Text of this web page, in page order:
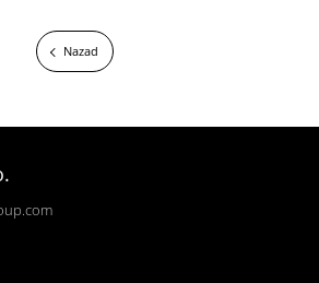
Nazad